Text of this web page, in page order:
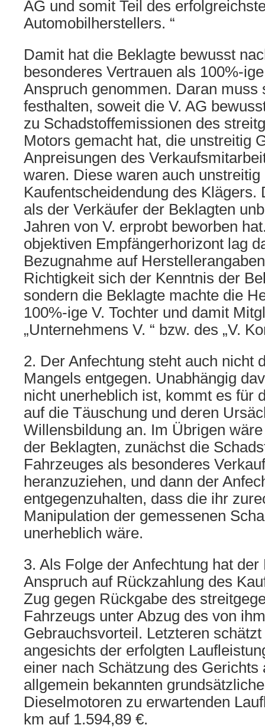
AG und somit Teil des
Automobilherstellers. “
Damit hat die Beklagte bewusst
besonderes Vertrauen als 100%-
Anspruch genommen. Daran muss
festhalten, soweit die V. AG
zu Schadstoffemissionen des
Motors gemacht hat, die unstreitig
Anpreisungen des
waren. Diese waren auch
Kaufentscheidendung des Klägers.
als der Verkäufer der Beklagten
Jahren von V. erprobt beworben
objektiven Empfängerhorizont lag
Bezugnahme auf
Richtigkeit sich der Kenntnis der
sondern die Beklagte machte die
100%-ige V. Tochter und damit
„Unternehmens V. “ bzw. des „V.
2. Der Anfechtung steht auch nicht
Mangels entgegen. Unabhängig
nicht unerheblich ist, kommt es für
auf die Täuschung und deren
Willensbildung an. Im Übrigen
der Beklagten, zunächst die
Fahrzeuges als besonderes
heranzuziehen, und dann der
entgegenzuhalten, dass die ihr
Manipulation der gemessenen
unerheblich wäre.
3. Als Folge der Anfechtung hat
Anspruch auf Rückzahlung des
Zug gegen Rückgabe des
Fahrzeugs unter Abzug des von
Gebrauchsvorteil. Letzteren
angesichts der erfolgten
einer nach Schätzung des Gerichts
allgemein bekannten
Dieselmotoren zu erwartenden
km auf 1.594,89 €.